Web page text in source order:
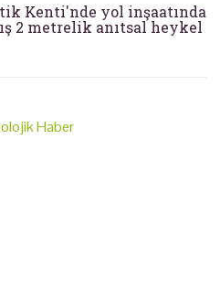
Kenti'nde yol inşaatında
2 metrelik anıtsal heykel